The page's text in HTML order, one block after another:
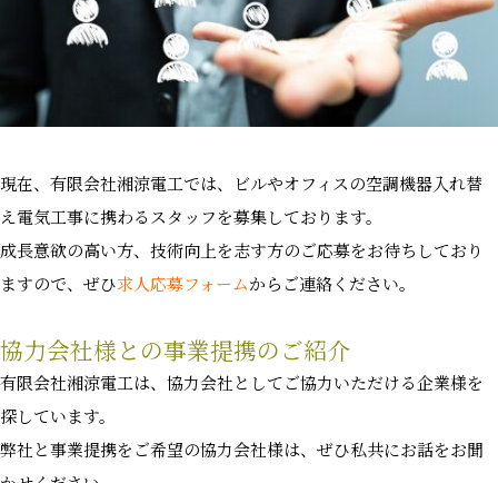
現在、有限会社湘涼電工では、ビルやオフィスの空調機器入れ替
え電気工事に携わるスタッフを募集しております。
成長意欲の高い方、技術向上を志す方のご応募をお待ちしており
ますので、ぜひ求人応募フォームからご連絡ください。
協力会社様との事業提携のご紹介
有限会社湘涼電工は、協力会社としてご協力いただける企業様を
探しています。
弊社と事業提携をご希望の協力会社様は、ぜひ私共にお話をお聞